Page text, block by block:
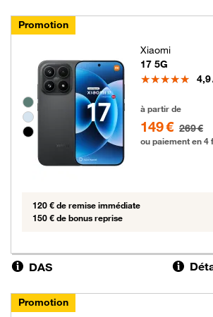
Promotion
Groupe de couleurs disponibles non
Xiaomi
17 5G
4,9
à partir de
149 € 269 €
ou paiement en 4
120 € de remise immédiate
150 € de bonus reprise
DAS
Promotion